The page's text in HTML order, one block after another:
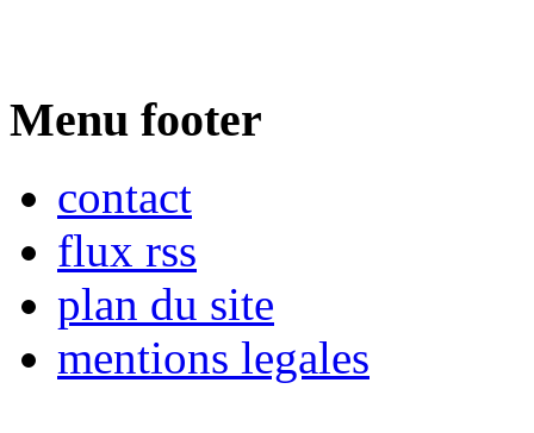
Menu footer
contact
flux rss
plan du site
mentions legales